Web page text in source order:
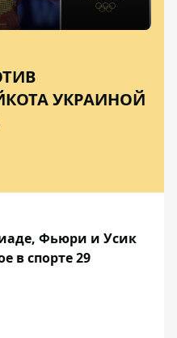
УКРАИНОЙ
Фьюри и Усик
в спорте 29